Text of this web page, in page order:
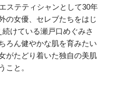
ステティシャンとして30年
の女優、セレブたちをはじ
けている瀬戸口めぐみさ
ろん健やかな肌を育みたい
がたどり着いた独自の美肌
こと。